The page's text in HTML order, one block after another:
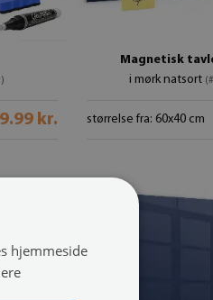
kr.
Magnetisk
i mørk natsort
størrelse fra: 60x40 cm
hjemmeside